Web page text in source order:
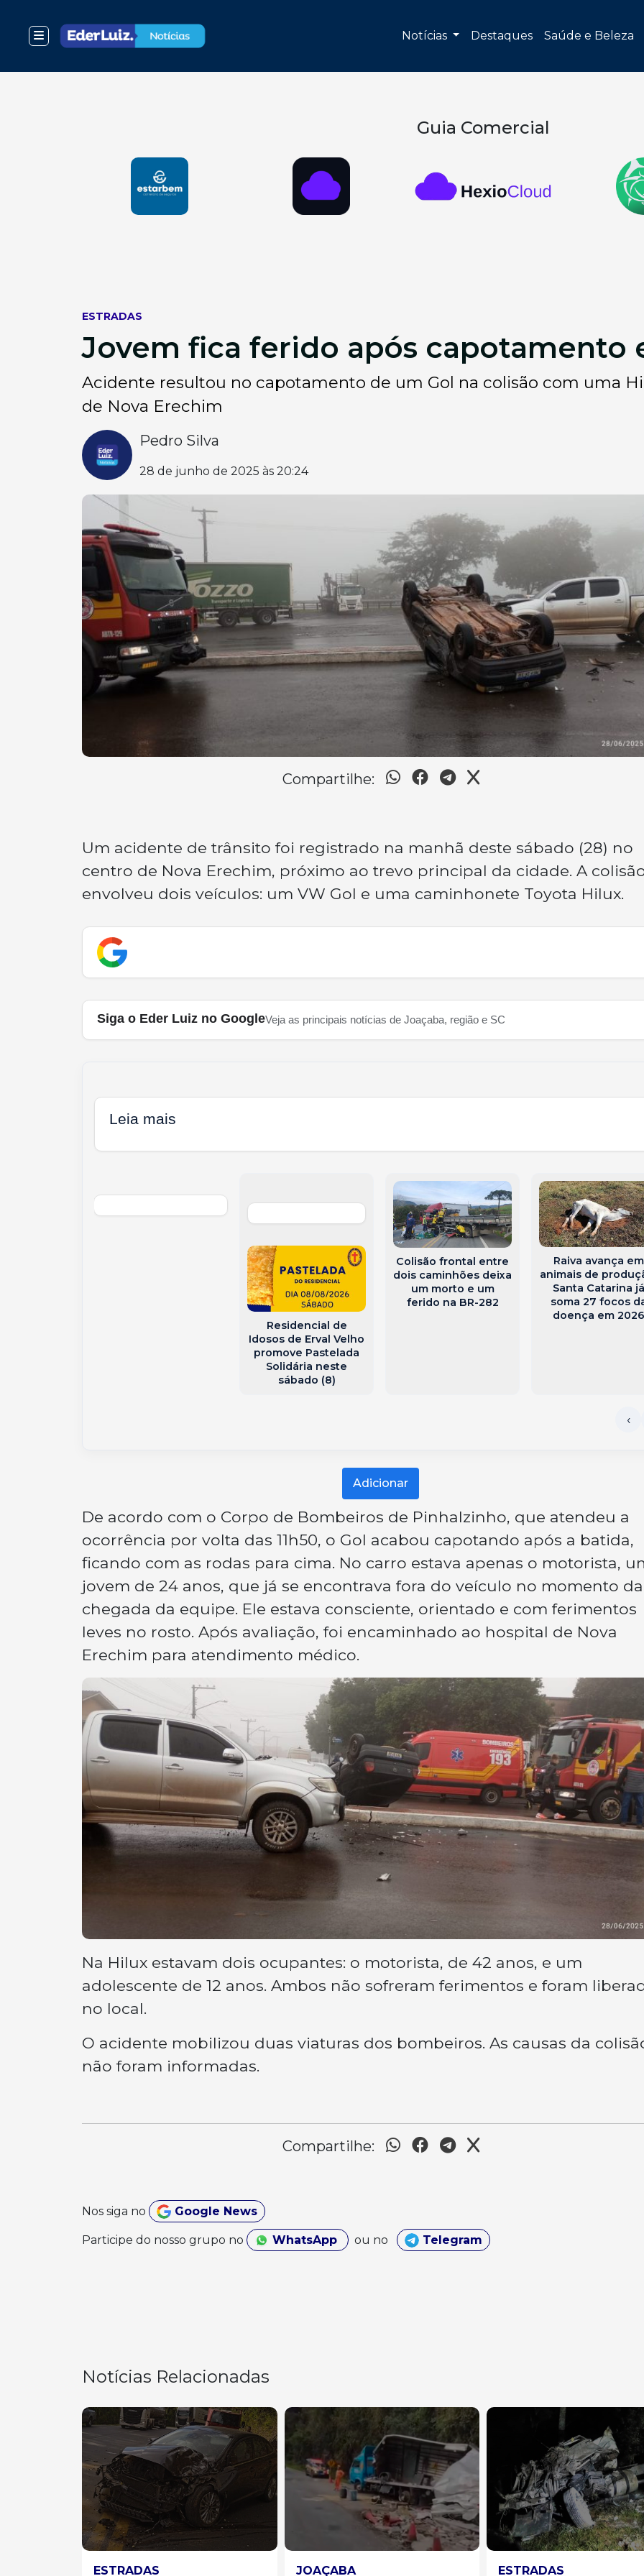
Notícias Destaques Saúde e Beleza
Guia Comercial
ESTRADAS
Jovem fica ferido após capotamento
Acidente resultou no capotamento de um Gol na colisão com uma
de Nova Erechim
Pedro Silva
28 de junho de 2025 às 20:24
Compartilhe:
Um acidente de trânsito foi registrado na manhã deste sábado (28) no
centro de Nova Erechim, próximo ao trevo principal da cidade. A
envolveu dois veículos: um VW Gol e uma caminhonete Toyota Hilux.
Siga o Eder Luiz no GoogleVeja as principais notícias de Joaçaba, região e SC
Leia mais
Residencial de
Idosos de Erval Velho
promove Pastelada
Solidária neste
sábado (8)
Colisão frontal entre
dois caminhões deixa
um morto e um
ferido na BR-282
Raiva avança em
animais de
Santa Catarina já
soma 27 focos
doença em 2026
Adicionar
De acordo com o Corpo de Bombeiros de Pinhalzinho, que atendeu a
ocorrência por volta das 11h50, o Gol acabou capotando após a batida,
ficando com as rodas para cima. No carro estava apenas o motorista,
jovem de 24 anos, que já se encontrava fora do veículo no momento da
chegada da equipe. Ele estava consciente, orientado e com ferimentos
leves no rosto. Após avaliação, foi encaminhado ao hospital de Nova
Erechim para atendimento médico.
Na Hilux estavam dois ocupantes: o motorista, de 42 anos, e um
adolescente de 12 anos. Ambos não sofreram ferimentos e foram
no local.
O acidente mobilizou duas viaturas dos bombeiros. As causas da
não foram informadas.
Compartilhe:
Nos siga no Google News
Participe do nosso grupo no WhatsApp ou no Telegram
Notícias Relacionadas
JOAÇABA ESTRADAS CAMPOS NOVOS